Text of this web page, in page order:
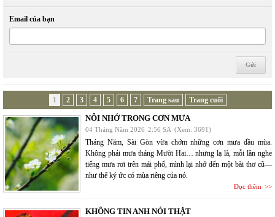
Email của bạn
1 2 3 4 5 6 7 Trang sau Trang cuối
NỖI NHỚ TRONG CƠN MƯA
04 Tháng Năm 2026 2:56 SA (Xem: 3691)
Tháng Năm, Sài Gòn vừa chớm những cơn mưa đầu mùa.
Không phải mưa tháng Mười Hai… nhưng lạ là, mỗi lần nghe
tiếng mưa rơi trên mái phố, mình lại nhớ đến một bài thơ cũ—
như thể ký ức có mùa riêng của nó.
Đọc thêm
KHÔNG TIN ANH NÓI THẬT